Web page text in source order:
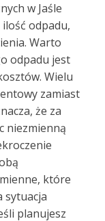
w Jaśle
odpadu,
Warto
odpadu jest
Wielu
zamiast
że za
niezmienną
które
sytuacja
planujesz